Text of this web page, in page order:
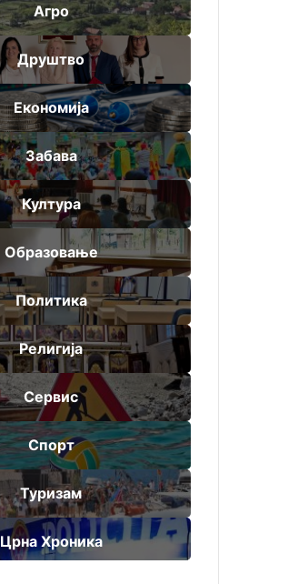
Агро
Друштво
Економија
Забава
Култура
Образовање
Политика
Религија
Сервис
Спорт
Туризам
Црна Хроника